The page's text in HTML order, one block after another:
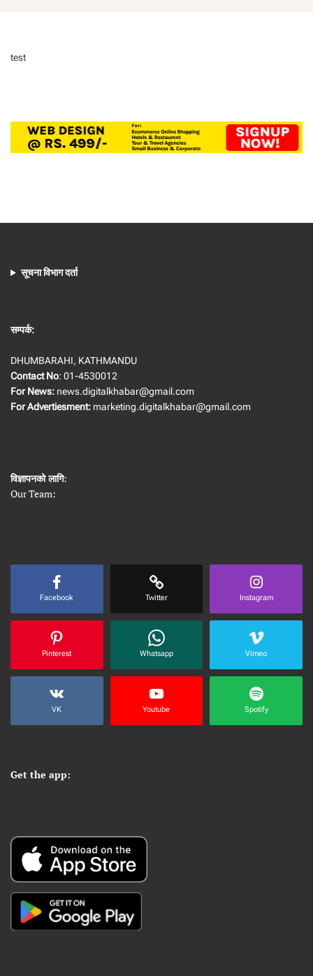
test
सूचना विभाग दर्ता
सम्पर्क:
DHUMBARAHI, KATHMANDU
Contact No: 01-4530012
For News: news.digitalkhabar@gmail.com
For Advertiesment: marketing.digitalkhabar@gmail.com
विज्ञापनको लागि:
Our Team:
Facebook Twitter Instagram
Pinterest Whatsapp Vimeo
VK Youtube Spotify
Get the app: